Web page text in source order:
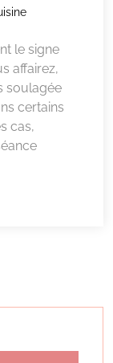
le signe
affairez,
soulagée
certains
cas,